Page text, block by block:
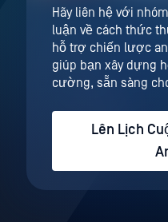
Hãy liên hệ với
luận về cách thức
hỗ trợ chiến lược
giúp bạn xây dựng
cường, sẵn sàng
Lên Lịch